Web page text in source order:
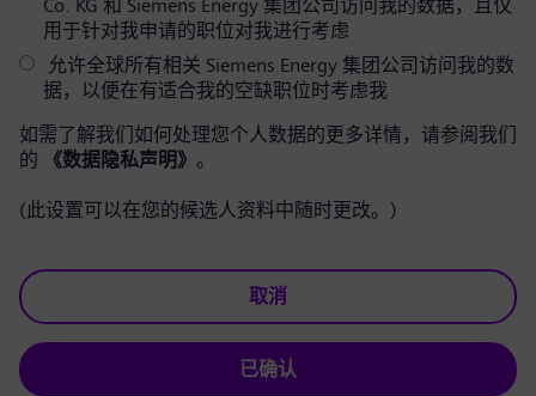
Co. KG 和 Siemens Energy 集团公司访问我的数据，且仅
用于针对我申请的职位对我进行考虑
允许全球所有相关 Siemens Energy 集团公司访问我的数
据，以便在有适合我的空缺职位时考虑我
如需了解我们如何处理您个人数据的更多详情，请参阅我们
的
《数据隐私声明》 。
(此设置可以在您的候选人资料中随时更改。)
取消
已确认